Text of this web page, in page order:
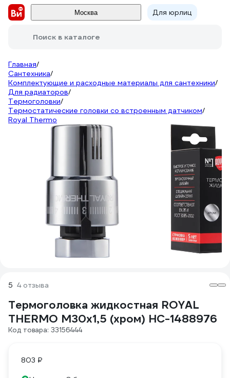
Москва Для юрлиц
Поиск в каталоге
Главная/
Сантехника/
Комплектующие и расходные материалы для сантехники/
Для радиаторов/
Термоголовки/
Термостатические головки со встроенным датчиком/
Royal Thermo
5 4 отзыва
Термоголовка жидкостная ROYAL
THERMO М30x1,5 (хром) НС-1488976
Код товара: 33156444
803 ₽